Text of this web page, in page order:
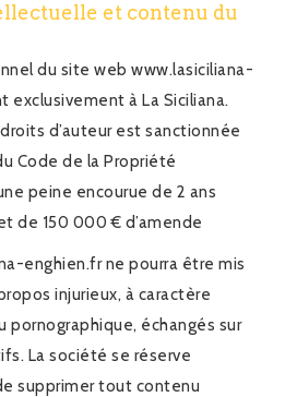
et contenu du
du site web www.lasiciliana-
exclusivement à La Siciliana.
d’auteur est sanctionnée
Code de la Propriété
peine encourue de 2 ans
de 150 000 € d’amende
enghien.fr ne pourra être mis
injurieux, à caractère
échangés sur
La société se réserve
supprimer tout contenu